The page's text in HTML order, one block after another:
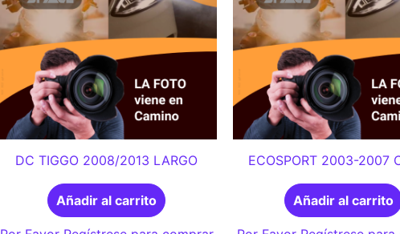
DC TIGGO 2008/2013 LARGO
Añadir al carrito
ECOSPORT 2003-2007
Añadir al carrito